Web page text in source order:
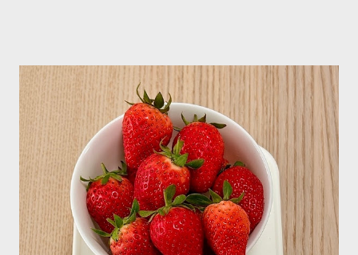
落擺放三個月。...
3.9g --------- --------- 可可粉 2g 6g 80g 乾酵母 3.3g 10g --------- 吉
利丁粉 3.3g 10g 細鹽 4.3g 13g ---------- 細砂糖 4g 13g 170g 粗砂
糖 4g 13g 170g 糖粉 2g 6g 100g 蜂蜜 7g 22g 290g 沙拉油 4g
14g 190g 鮮奶油 5g 15g 200g 奶油 4.5g 14g 205g 酥油 4g 13g
180g 牛奶 6g 17g 210g 煉乳 6g 17.5g 240g 優格 5g 15g 210g 清
水 5g 15g 200g 可可粉 2g 6g 80g 即溶咖啡 2g 6g 70g 葡萄乾 ----
- ------- 170g 引用自 Mami的魔法廚房 ...